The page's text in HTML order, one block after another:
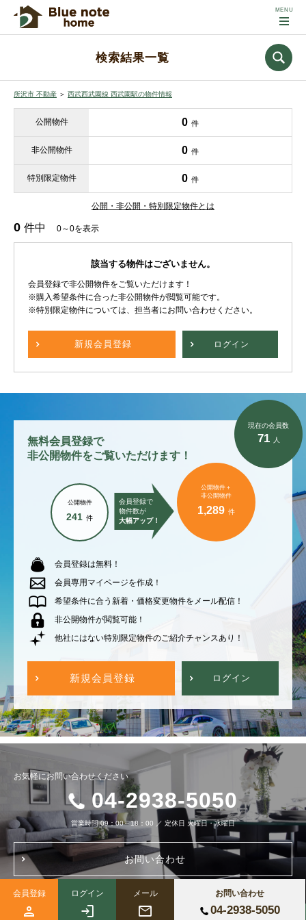
会員登録 ログイン メール お問い合わせ
04-2938-5050
検索結果一覧
所沢市 不動産 ＞ 西武西武園線 西武園駅の物件情報
公開物件 0 件
非公開物件 0 件
特別限定物件 0 件
公開・非公開・特別限定物件とは
0 件中 0～0を表示
該当する物件はございません。
会員登録で非公開物件をご覧いただけます！
※購入希望条件に合った非公開物件が閲覧可能です。
※特別限定物件については、担当者にお問い合わせください。
新規会員登録 ログイン
無料会員登録で
非公開物件をご覧いただけます！
会員登録で
物件数が
大幅アップ！
公開物件
241 件
公開物件＋
非公開物件
1,289 件
現在の会員数
71 人
会員登録は無料！
会員専用マイページを作成！
希望条件に合う新着・価格変更物件をメール配信！
非公開物件が閲覧可能！
他社にはない特別限定物件のご紹介チャンスあり！
新規会員登録 ログイン
お気軽にお問い合わせください
04-2938-5050
営業時間 09：00～18：00 ／ 定休日 火曜日・水曜日
お問い合わせ
Copyright (c) 株式会社ブルーノートホーム All Right Reserved.